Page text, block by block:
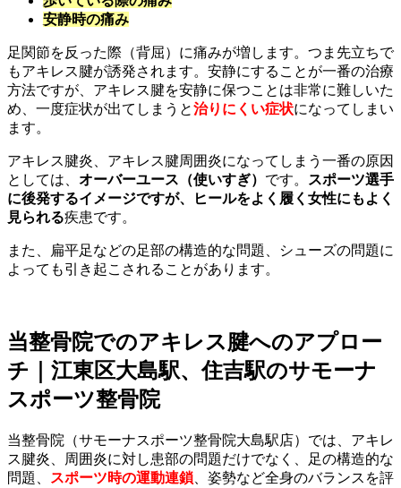
安静時の痛み
足関節を反った際（背屈）に痛みが増します。つま先立ちで
もアキレス腱が誘発されます。安静にすることが一番の治療
方法ですが、アキレス腱を安静に保つことは非常に難しいた
め、一度症状が出てしまうと治りにくい症状になってしまい
ます。
アキレス腱炎、アキレス腱周囲炎になってしまう一番の原因
としては、 オーバーユース（使いすぎ） です。 スポーツ選手
に後発するイメージですが、ヒールをよく履く女性にもよく
見られる疾患です。
また、扁平足などの足部の構造的な問題、シューズの問題に
よっても引き起こされることがあります。
当整骨院でのアキレス腱へのアプロー
チ｜江東区大島駅、住吉駅のサモーナ
スポーツ整骨院
当整骨院（サモーナスポーツ整骨院大島駅店）では、アキレ
ス腱炎、周囲炎に対し患部の問題だけでなく、足の構造的な
問題、
スポーツ時の運動連鎖 、姿勢など全身のバランスを評